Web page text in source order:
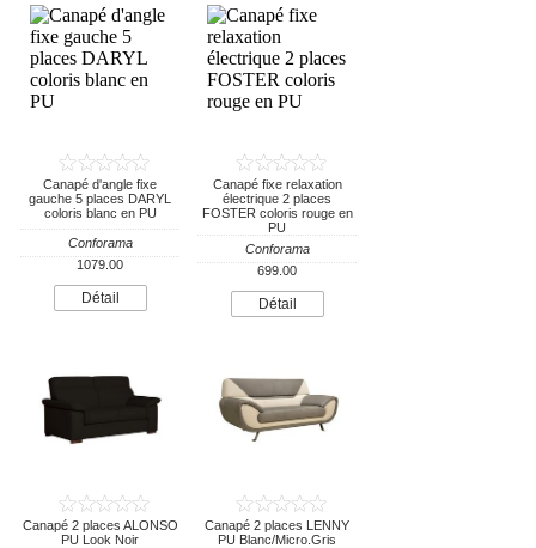
Canapé d'angle fixe
gauche 5 places DARYL
coloris blanc en PU
Conforama
1079.00
Détail
Canapé fixe relaxation
électrique 2 places
FOSTER coloris rouge en
PU
Conforama
699.00
Détail
Canapé 2 places ALONSO
PU Look Noir
Canapé 2 places LENNY
PU Blanc/Micro.Gris